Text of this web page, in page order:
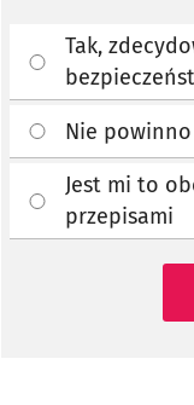
Tak,
Nie
Jest mi to
przepisami